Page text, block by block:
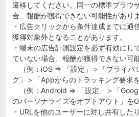
遷移してください。同一の標準ブラウ
合、報酬が獲得できない可能性がありま
・広告クリックから条件達成までに通
獲得対象外となることがあります。
・端末の広告計測設定を必ず有効にし
ていない場合、報酬が獲得できない可
（例：iOS ⇒ 「設定」＞「プライバ
グ」＞「Appからのトラッキング要求
（例：Android ⇒ 「設定」＞「
のパーソナライズをオプトアウト」を
・URLを他のユーザーに対し共有した